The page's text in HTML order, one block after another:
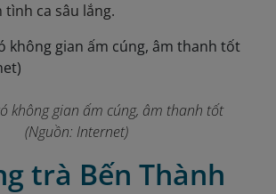
ca sâu lắng.
không gian ấm cúng, âm thanh tốt
(Nguồn: Internet)
trà Bến Thành